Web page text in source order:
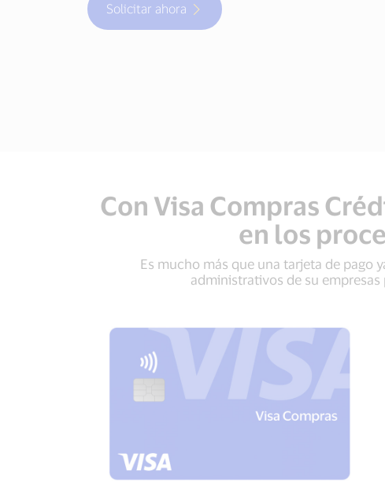
Solicitar ahora
Con Visa Compras
en los
Es mucho más que una tarjeta de pago
administrativos de su